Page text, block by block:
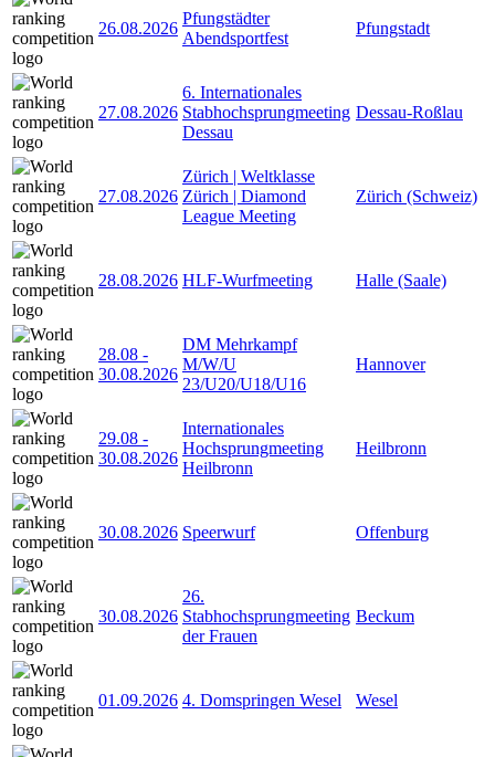
26.08.2026
Pfungstädter
Abendsportfest
Pfungstadt
27.08.2026
6. Internationales
Stabhochsprungmeeting
Dessau
Dessau-Roßlau
27.08.2026
Zürich | Weltklasse
Zürich | Diamond
League Meeting
Zürich (Schweiz)
28.08.2026 HLF-Wurfmeeting Halle (Saale)
28.08 -
30.08.2026
DM Mehrkampf
M/W/U
23/U20/U18/U16
Hannover
29.08 -
30.08.2026
Internationales
Hochsprungmeeting
Heilbronn
Heilbronn
30.08.2026 Speerwurf Offenburg
30.08.2026
26.
Stabhochsprungmeeting
der Frauen
Beckum
01.09.2026 4. Domspringen Wesel Wesel